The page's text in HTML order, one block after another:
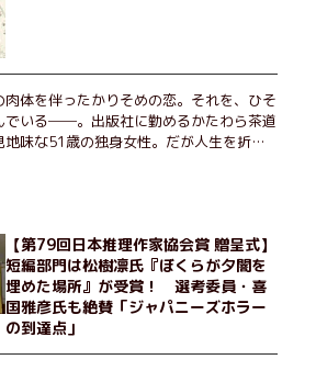
体を伴ったかりそめの恋。それを、ひそ
でいる──。出版社に勤めるかたわら茶道
味な51歳の独身女性。だが人生を折り
の粋人、70歳の万江島だ。だが彼に
……。自分の心と身体を偽らない女たちの
。赤裸々にして切実な、セクシュアリティ
【第79回日本推理作家協会賞 贈呈式】
短編部門は松樹凛氏『ぼくらが夕闇を
埋めた場所』が受賞！ 選考委員・喜
国雅彦氏も絶賛「ジャパニーズホラー
の到達点」